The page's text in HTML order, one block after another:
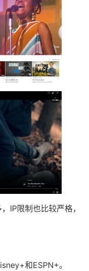
IP限制也比较严格，
和ESPN+。